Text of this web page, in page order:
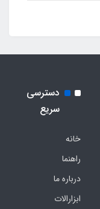
دسترسی
سریع
خانه
راهنما
درباره ما
ابزارالات